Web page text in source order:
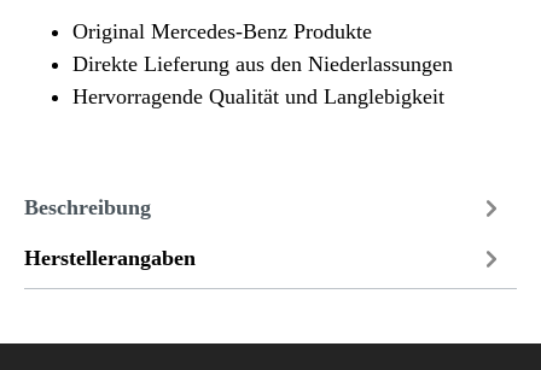
Original Mercedes-Benz Produkte
Direkte Lieferung aus den Niederlassungen
Hervorragende Qualität und Langlebigkeit
Beschreibung
Herstellerangaben